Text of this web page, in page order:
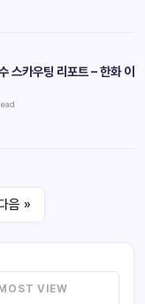
카우팅 리포트 – 한화 이
음 »
VIEW